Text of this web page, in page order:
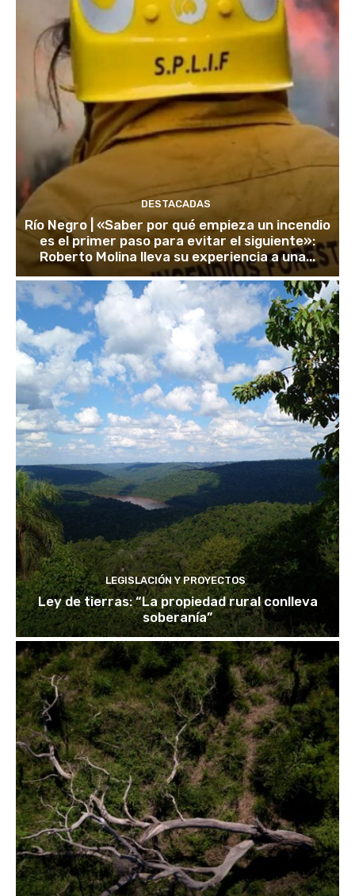
DESTACADAS
Río Negro | «Saber por qué empieza un incendio
es el primer paso para evitar el siguiente»:
Roberto Molina lleva su experiencia a una...
LEGISLACIÓN Y PROYECTOS
Ley de tierras: “La propiedad rural conlleva
soberanía”